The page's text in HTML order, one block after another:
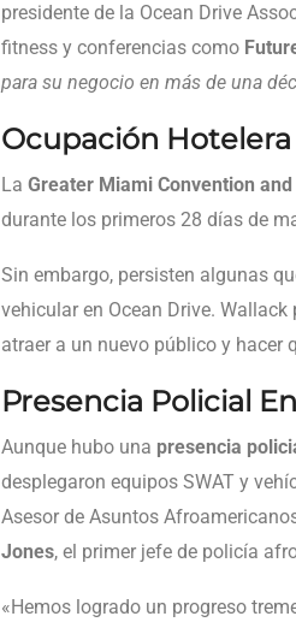
presidente de la Ocean Drive
fitness y conferencias como
para su negocio en más de una
Ocupación
La Greater Miami Convention
durante los primeros 28 días de
Sin embargo, persisten algunas
vehicular en Ocean Drive.
atraer a un nuevo público y hacer
Presencia Policial
Aunque hubo una presencia
desplegaron equipos SWAT y
Asesor de Asuntos
Jones, el primer jefe de policía
«Hemos logrado un progreso